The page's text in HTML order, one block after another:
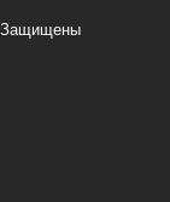
Защищены